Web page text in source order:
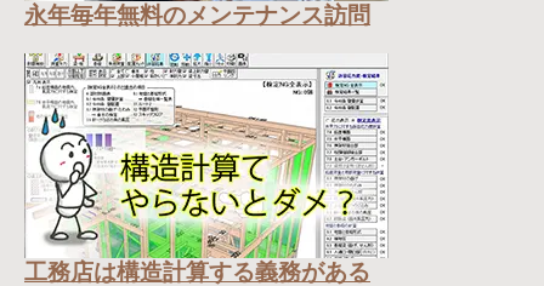
永年毎年無料のメンテナンス訪問
工務店は構造計算する義務がある